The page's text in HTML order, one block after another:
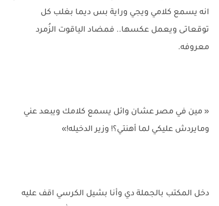
انه يسمع كلامي ويجي وراية بس ديما بغلب كل
توقعاتى ويعمل عكسها.. فمضاد الياقوت الزُمرد
معروفه.
« مين في مصر عشان وائل يسمع كلامك ويبعد عني
ومايردش عليكي لما أهنتي؟! وزير الدخيله!»
دخل المكتب بالجملة دي وأنا بشيل الكرسي اقف عليه